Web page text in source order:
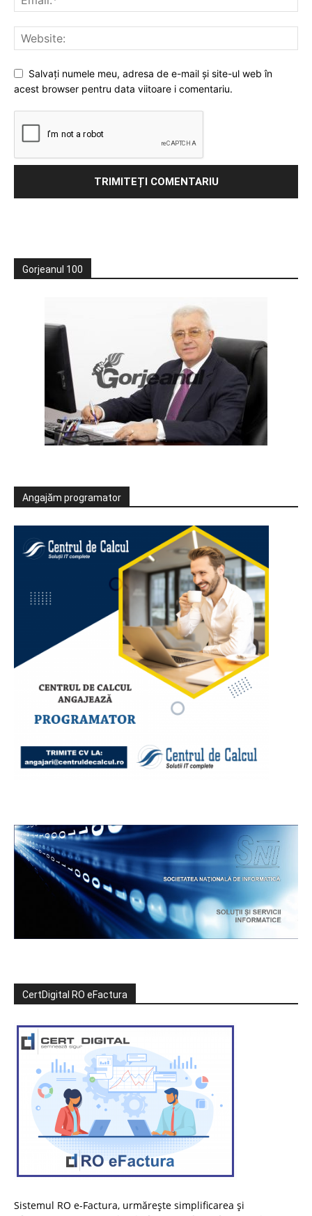
Salvați numele meu, adresa de e-mail și site-ul web în
acest browser pentru data viitoare i comentariu.
Gorjeanul 100
Angajăm programator
CertDigital RO eFactura
Sistemul RO e-Factura, urmărește simplificarea și